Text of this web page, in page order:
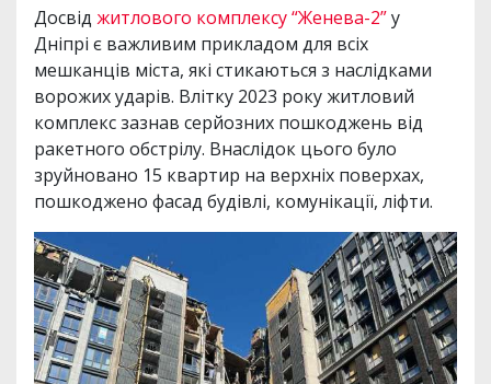
Досвід житлового комплексу “Женева-2”у
Дніпрі є важливим прикладом для всіх
мешканців міста, які стикаються з наслідками
ворожих ударів. Влітку 2023 року житловий
комплекс зазнав серйозних пошкоджень від
ракетного обстрілу. Внаслідок цього було
зруйновано 15 квартир на верхніх поверхах,
пошкоджено фасад будівлі, комунікації, ліфти.